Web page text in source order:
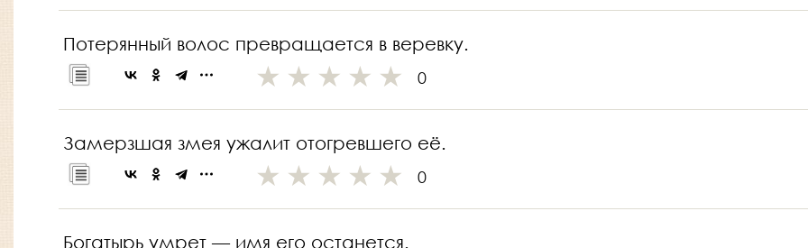
Потерянный волос превращается в веревку.
0
Замерзшая змея ужалит отогревшего её.
0
Богатырь умрет — имя его останется.